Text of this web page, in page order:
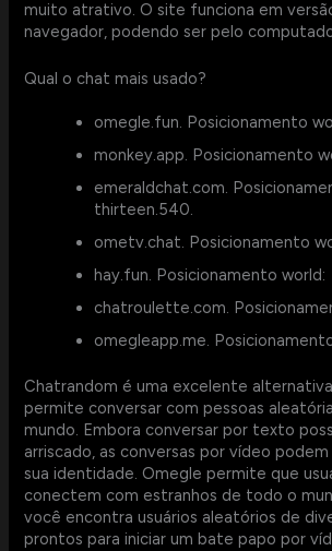
muito atrativo. O site funciona em
navegador, podendo ser pelo
Qual o chat mais usado?
omegle.fun. Posicionamento
monkey.app. Posicionamento
emeraldchat.com.
thirteen.540.
ometv.chat. Posicionamento
hay.fun. Posicionamento world:
chatroulette.com.
omegleapp.me.
Chatrandom é uma excelente
permite conversar com pessoas
mundo. Embora conversar por texto
arriscado, as conversas por vídeo
sua identidade. Omegle permite que
conectem com estranhos de todo o
você encontra usuários aleatórios de
prontos para iniciar um bate papo por